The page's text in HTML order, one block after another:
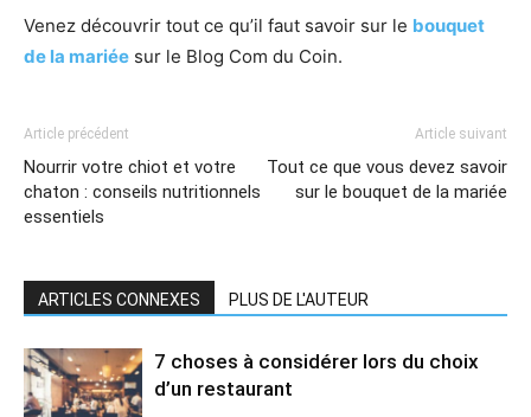
Venez découvrir tout ce qu’il faut savoir sur le bouquet
de la mariée sur le Blog Com du Coin.
Article précédent
Nourrir votre chiot et votre
chaton : conseils nutritionnels
essentiels
Article suivant
Tout ce que vous devez savoir
sur le bouquet de la mariée
ARTICLES CONNEXES PLUS DE L'AUTEUR
7 choses à considérer lors du choix
d’un restaurant